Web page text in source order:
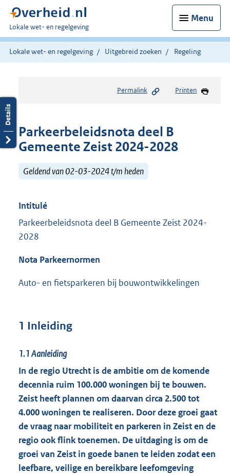
Menu
U
bent
hier:
Lokale wet- en regelgeving
Lokale wet- en regelgeving Uitgebreid zoeken Regeling
Permalink Printen
Parkeerbeleidsnota deel B
Gemeente Zeist 2024-2028
Geldend van 02-03-2024 t/m heden
Intitulé
Parkeerbeleidsnota deel B Gemeente Zeist 2024-
2028
Nota Parkeernormen
Auto- en fietsparkeren bij bouwontwikkelingen
1 Inleiding
1.1Aanleiding
In de regio Utrecht is de ambitie om de komende
decennia ruim 100.000 woningen bij te bouwen.
Zeist heeft plannen om daarvan circa 2.500 tot
4.000 woningen te realiseren. Door deze groei gaat
de vraag naar mobiliteit en parkeren in Zeist en de
regio ook flink toenemen. De uitdaging is om de
groei van Zeist in goede banen te leiden zodat een
leefbare, veilige en bereikbare leefomgeving